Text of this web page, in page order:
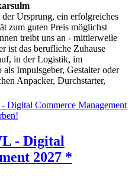
Ursprung, ein erfolgreiches
zum guten Preis möglichst
treibt uns an - mittlerweile
ist das berufliche Zuhause
in der Logistik, im
Impulsgeber, Gestalter oder
Anpacker, Durchstarter,
- Digital
2027 *